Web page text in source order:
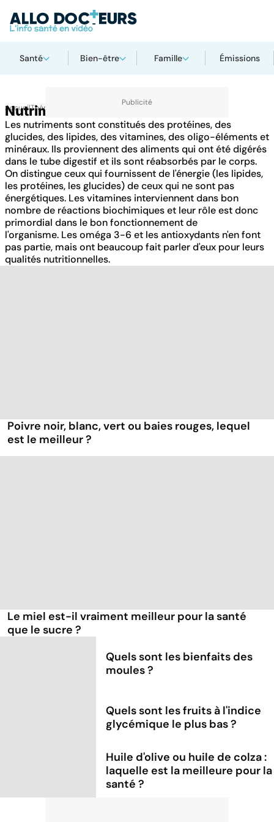
Santé Bien-être Famille Émissions
AccueilThématiques
Nutriments
Les nutriments sont constitués des protéines, des
glucides, des lipides, des vitamines, des oligo-éléments et
minéraux. Ils proviennent des aliments qui ont été digérés
dans le tube digestif et ils sont réabsorbés par le corps.
On distingue ceux qui fournissent de l'énergie (les lipides,
les protéines, les glucides) de ceux qui ne sont pas
énergétiques. Les vitamines interviennent dans bon
nombre de réactions biochimiques et leur rôle est donc
primordial dans le bon fonctionnement de
l'organisme. Les oméga 3-6 et les antioxydants n'en font
pas partie, mais ont beaucoup fait parler d'eux pour leurs
qualités nutritionnelles.
Poivre noir, blanc, vert ou baies rouges, lequel
est le meilleur ?
Le miel est-il vraiment meilleur pour la santé
que le sucre ?
Quels sont les bienfaits des
moules ?
Quels sont les fruits à l'indice
glycémique le plus bas ?
Huile d'olive ou huile de colza :
laquelle est la meilleure pour la
santé ?